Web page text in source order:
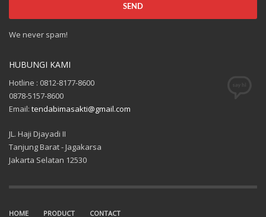
We never spam!
HUBUNGI KAMI
Hotline : 0812-8177-8600
0878-5157-8600
Email: tendabimasakti@gmail.com
JL. Haji Djayadi II
Tanjung Barat - Jagakarsa
Jakarta Selatan 12530
HOME PRODUCT CONTACT